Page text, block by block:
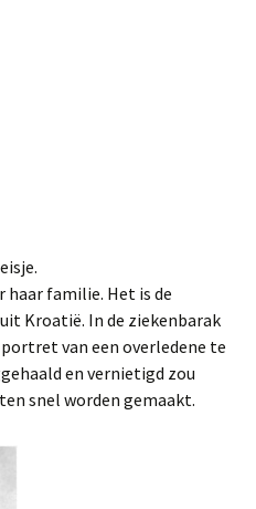
haar familie. Het is de
Kroatië. In de ziekenbarak
van een overledene te
en vernietigd zou
snel worden gemaakt.